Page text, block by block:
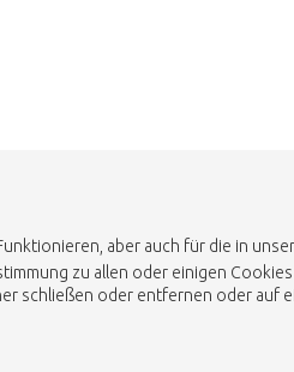
aber auch für die in
zu allen oder einigen
schließen oder entfernen oder auf